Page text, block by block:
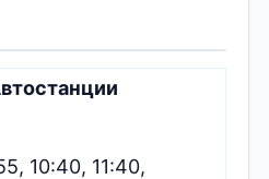
10:40, 11:40,